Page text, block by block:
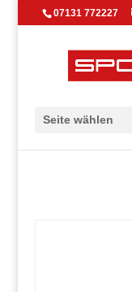
07131 772227
Seite wählen